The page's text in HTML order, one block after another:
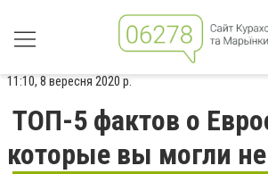
11:10, 8 вересня 2020 р.
ТОП-5 фактов о
которые вы могли